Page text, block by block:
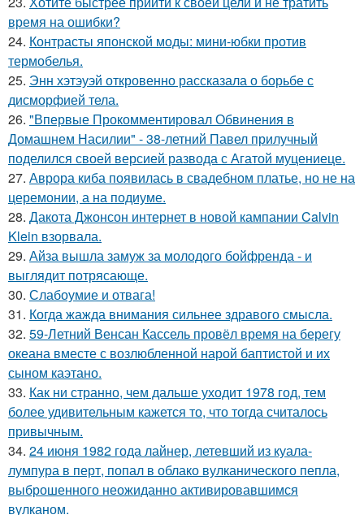
время на ошибки?
24. Контрасты японской моды: мини-юбки против
термобелья.
25. Энн хэтэуэй откровенно рассказала о борьбе с
дисморфией тела.
26. "Впервые Прокомментировал Обвинения в
Домашнем Насилии" - 38-летний Павел прилучный
поделился своей версией развода с Агатой муцениеце.
27. Аврора киба появилась в свадебном платье, но не на
церемонии, а на подиуме.
28. Дакота Джонсон интернет в новой кампании Calvin
Klein взорвала.
29. Айза вышла замуж за молодого бойфренда - и
выглядит потрясающе.
30. Слабоумие и отвага!
31. Когда жажда внимания сильнее здравого смысла.
32. 59-Летний Венсан Кассель провёл время на берегу
океана вместе с возлюбленной нарой баптистой и их
сыном каэтано.
33. Как ни странно, чем дальше уходит 1978 год, тем
более удивительным кажется то, что тогда считалось
привычным.
34. 24 июня 1982 года лайнер, летевший из куала-
лумпура в перт, попал в облако вулканического пепла,
выброшенного неожиданно активировавшимся
вулканом.